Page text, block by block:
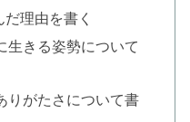
理由を書く
生きる姿勢について
りがたさについて書